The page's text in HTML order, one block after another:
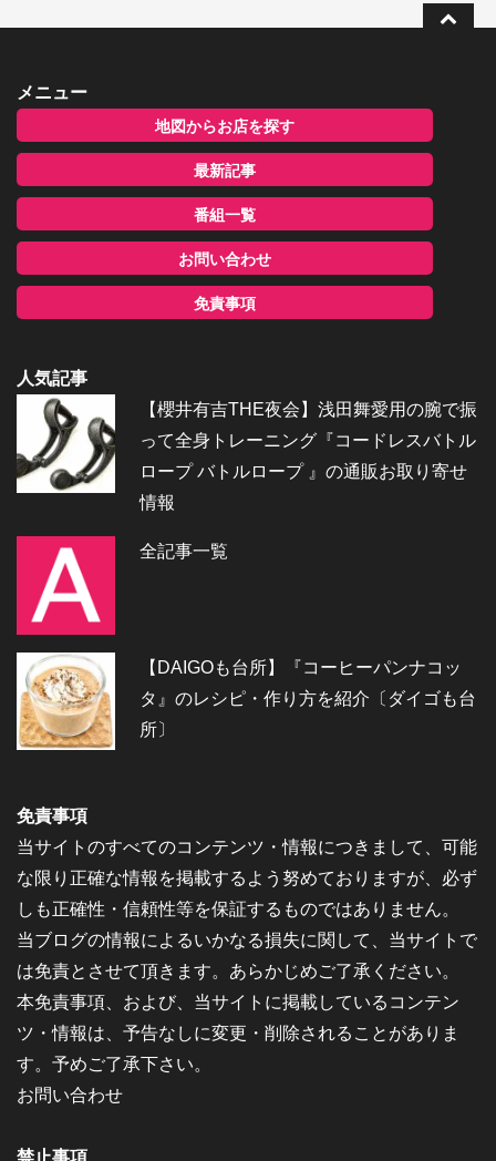
メニュー
地図からお店を探す
最新記事
番組一覧
お問い合わせ
免責事項
人気記事
【櫻井有吉THE夜会】浅田舞愛用の腕で振
って全身トレーニング『コードレスバトル
ロープ バトルロープ 』の通販お取り寄せ
情報
全記事一覧
【DAIGOも台所】『コーヒーパンナコッ
タ』のレシピ・作り方を紹介〔ダイゴも台
所〕
免責事項
当サイトのすべてのコンテンツ・情報につきまして、可能
な限り正確な情報を掲載するよう努めておりますが、必ず
しも正確性・信頼性等を保証するものではありません。
当ブログの情報によるいかなる損失に関して、当サイトで
は免責とさせて頂きます。あらかじめご了承ください。
本免責事項、および、当サイトに掲載しているコンテン
ツ・情報は、予告なしに変更・削除されることがありま
す。予めご了承下さい。
お問い合わせ